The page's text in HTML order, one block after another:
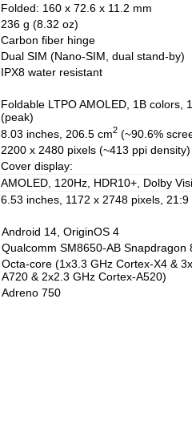
Folded: 160 x 72.6 x 11.2 mm
236 g (8.32 oz)
Carbon fiber hinge
Dual SIM (Nano-SIM, dual stand-by)
IPX8 water resistant
Foldable LTPO AMOLED, 1B colors,
(peak)
8.03 inches, 206.5 cm2 (~90.6%
2200 x 2480 pixels (~413 ppi density)
Cover display:
AMOLED, 120Hz, HDR10+, Dolby
6.53 inches, 1172 x 2748 pixels, 21:9
Android 14, OriginOS 4
Qualcomm SM8650-AB Snapdragon
Octa-core (1x3.3 GHz Cortex-X4 &
A720 & 2x2.3 GHz Cortex-A520)
Adreno 750